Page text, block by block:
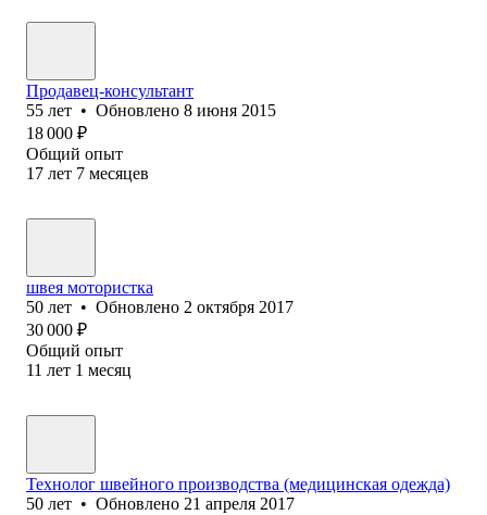
Продавец-консультант
55 лет • Обновлено 8 июня 2015
18 000 ₽
Общий опыт
17 лет 7 месяцев
швея мотористка
50 лет • Обновлено 2 октября 2017
30 000 ₽
Общий опыт
11 лет 1 месяц
Технолог швейного производства (медицинская одежда)
50 лет • Обновлено 21 апреля 2017